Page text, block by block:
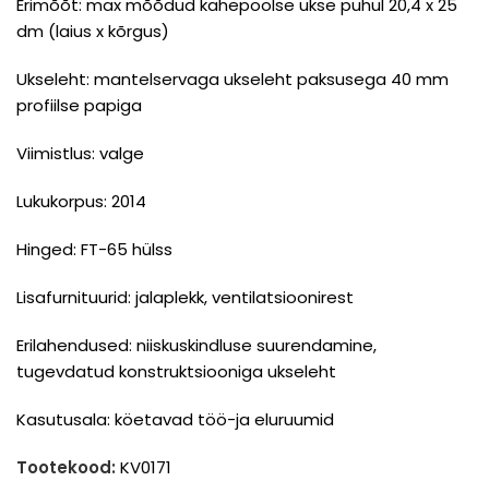
Erimõõt: max mõõdud kahepoolse ukse puhul 20,4 x 25
dm (laius x kõrgus)
Ukseleht: mantelservaga ukseleht paksusega 40 mm
profiilse papiga
Viimistlus: valge
Lukukorpus: 2014
Hinged: FT-65 hülss
Lisafurnituurid: jalaplekk, ventilatsioonirest
Erilahendused: niiskuskindluse suurendamine,
tugevdatud konstruktsiooniga ukseleht
Kasutusala: köetavad töö-ja eluruumid
Tootekood: KV0171